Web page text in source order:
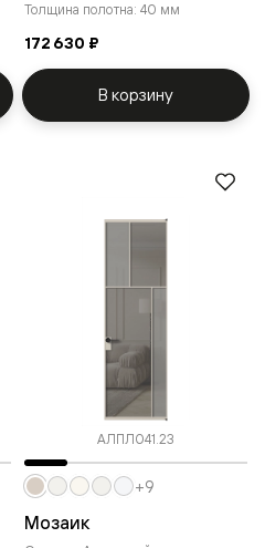
Толщина полотна: 40 мм
172 630 ₽
В корзину
АЛПЛ041.23
Мозаик
+9